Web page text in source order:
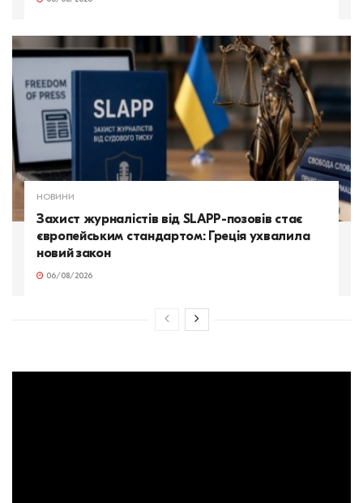
НОВИНИ
Захист журналістів від SLAPP-позовів стає
європейським стандартом: Греція ухвалила
новий закон
06/08/2026